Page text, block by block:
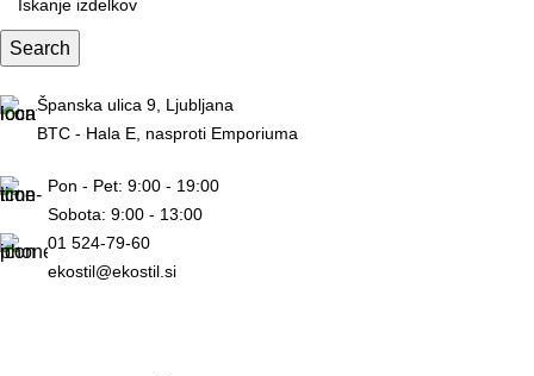
Search
Španska ulica 9, Ljubljana
BTC - Hala E, nasproti Emporiuma
Pon - Pet: 9:00 - 19:00
Sobota: 9:00 - 13:00
01 524-79-60
ekostil@ekostil.si